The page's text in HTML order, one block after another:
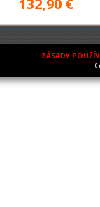
132,90 €
ZÁSADY